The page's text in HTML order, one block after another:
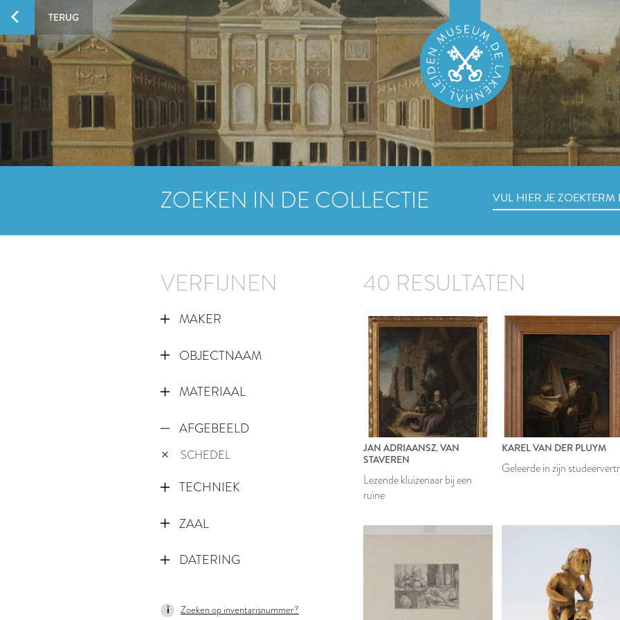
TERUG
ZOEKEN IN DE COLLECTIE
VERFIJNEN
MAKER
OBJECTNAAM
MATERIAAL
AFGEBEELD
SCHEDEL
TECHNIEK
ZAAL
DATERING
Zoeken op inventarisnummer?
40 RESULTATEN
JAN ADRIAANSZ. VAN
STAVEREN
Lezende kluizenaar bij een
ruïne
KAREL VAN DER PLUYM
Geleerde in zijn